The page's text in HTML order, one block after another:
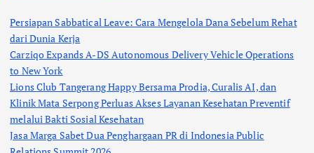
Persiapan Sabbatical Leave: Cara Mengelola Dana Sebelum Rehat
dari Dunia Kerja
Carziqo Expands A-DS Autonomous Delivery Vehicle Operations
to New York
Lions Club Tangerang Happy Bersama Prodia, Curalis AI, dan
Klinik Mata Serpong Perluas Akses Layanan Kesehatan Preventif
melalui Bakti Sosial Kesehatan
Jasa Marga Sabet Dua Penghargaan PR di Indonesia Public